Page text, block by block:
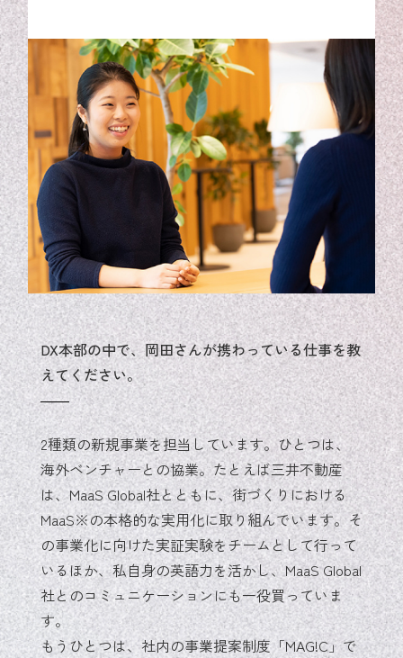
DX本部の中で、岡田さんが携わっている仕事を教
えてください。
2種類の新規事業を担当しています。ひとつは、
海外ベンチャーとの協業。たとえば三井不動産
は、MaaS Global社とともに、街づくりにおける
MaaS※の本格的な実用化に取り組んでいます。そ
の事業化に向けた実証実験をチームとして行って
いるほか、私自身の英語力を活かし、MaaS Global
社とのコミュニケーションにも一役買っていま
す。
もうひとつは、社内の事業提案制度「MAG!C」で